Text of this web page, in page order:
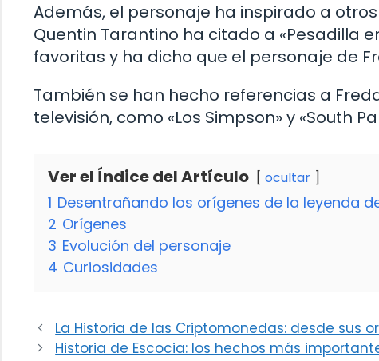
Además, el personaje ha inspirado a
Quentin Tarantino ha citado a «Pesadilla
favoritas y ha dicho que el personaje de
También se han hecho referencias a
televisión, como «Los Simpson» y «South
Ver el Índice del Artículo ocultar
1 Desentrañando los orígenes de la leyenda
2 Orígenes
3 Evolución del personaje
4 Curiosidades
La Historia de las Criptomonedas: desde sus
Historia de Escocia: los hechos más